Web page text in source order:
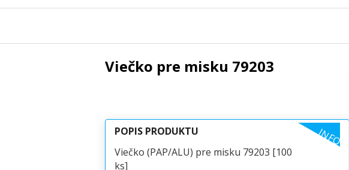
Viečko pre misku 79203
POPIS PRODUKTU INFO
Viečko (PAP/ALU) pre misku 79203 [100
ks]